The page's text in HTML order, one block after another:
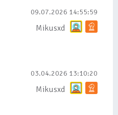
09.07.2026 14:55:59
Mikusxd
03.04.2026 13:10:20
Mikusxd